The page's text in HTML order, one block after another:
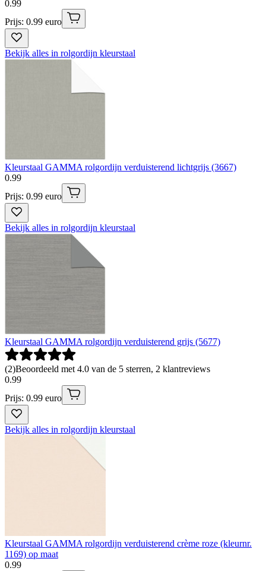
0.99
Prijs: 0.99 euro
Bekijk alles in rolgordijn kleurstaal
Kleurstaal GAMMA rolgordijn verduisterend lichtgrijs (3667)
0.99
Prijs: 0.99 euro
Bekijk alles in rolgordijn kleurstaal
Kleurstaal GAMMA rolgordijn verduisterend grijs (5677)
(2)Beoordeeld met 4.0 van de 5 sterren, 2 klantreviews
0.99
Prijs: 0.99 euro
Bekijk alles in rolgordijn kleurstaal
Kleurstaal GAMMA rolgordijn verduisterend crème roze (kleurnr.
1169) op maat
0.99